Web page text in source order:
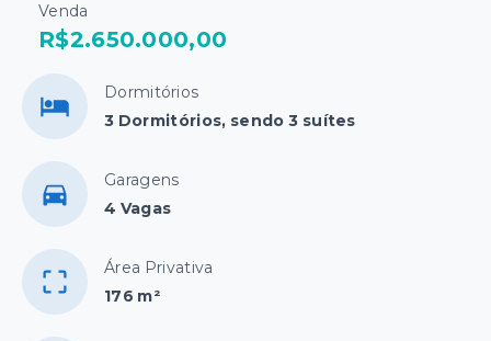
Venda
R$2.650.000,00
Dormitórios
3 Dormitórios, sendo 3 suítes
Garagens
4 Vagas
Área Privativa
176 m²